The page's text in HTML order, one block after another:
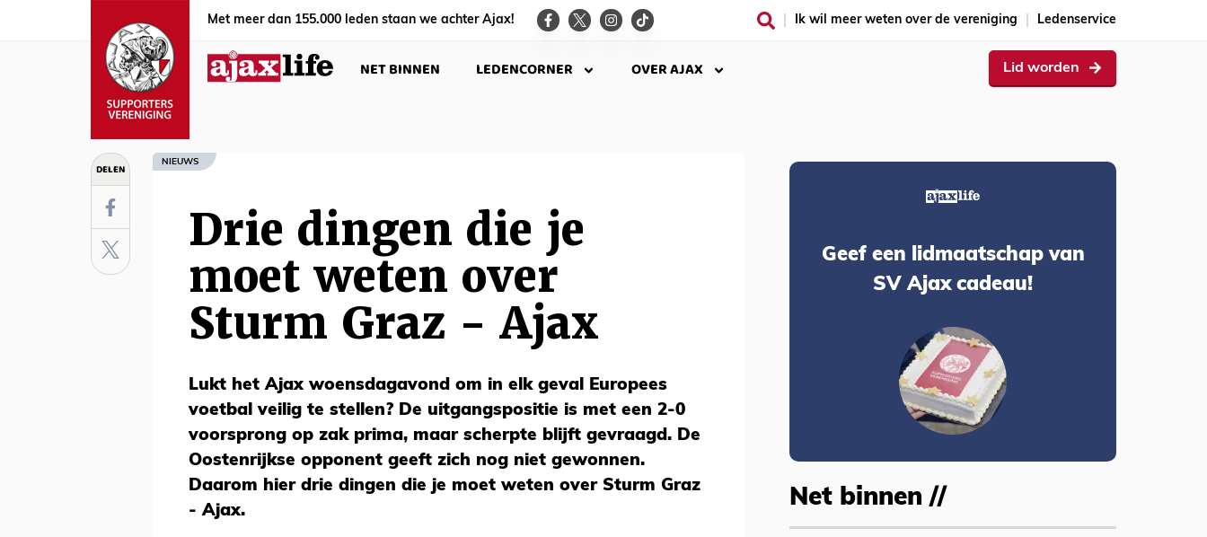
Met meer dan 155.000 leden staan we achter Ajax! Ik wil meer weten over de vereniging Ledenservice
NET BINNEN LEDENCORNER OVER AJAX Lid worden
DELEN NIEUWS
Drie dingen die je
moet weten over
Sturm Graz - Ajax
Lukt het Ajax woensdagavond om in elk geval Europees
voetbal veilig te stellen? De uitgangspositie is met een 2-0
voorsprong op zak prima, maar scherpte blijft gevraagd. De
Oostenrijkse opponent geeft zich nog niet gewonnen.
Daarom hier drie dingen die je moet weten over Sturm Graz
- Ajax.
Geef een lidmaatschap van
SV Ajax cadeau!
Net binnen //